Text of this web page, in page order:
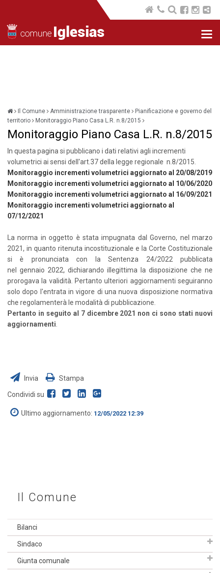
Il Comune Amministrazione trasparente
Pianificazione e governo del
territorio
Monitoraggio Piano Casa L.R. n.8/2015
Monitoraggio Piano Casa L.R. n.8/2015
In questa pagina si pubblicano i dati relativi agli incrementi
volumetrici ai sensi dell'art.37 della legge regionale n.8/2015.
Monitoraggio incrementi volumetrici aggiornato al 20/08/2019
Monitoraggio incrementi volumetrici aggiornato al 10/06/2020
Monitoraggio incrementi volumetrici aggiornato al 16/09/2021
Monitoraggio incrementi volumetrici aggiornato al
07/12/2021
La norma in oggetto è stata impugnata dal Governo, nel marzo
2021, in quanto ritenuta incostituzionale e la Corte Costituzionale
si è pronunciata con la Sentenza 24/2022 pubblicata
nel
gennaio 2022, dichiarando illegittima la disposizione che ne
prorogava la validità. Pertanto ulteriori aggiornamenti seguiranno
solo dopo l'entrata in vigore di una nuova disposizione normativa
che regolamenterà le modalità di pubblicazione.
Pertanto in seguito al 7 dicembre 2021 non ci sono stati nuovi
aggiornamenti
Invia Stampa
Condividi su
Ultimo aggiornamento: 12/05/2022 12:39
Il Comune
Bilanci
Sindaco
Giunta comunale